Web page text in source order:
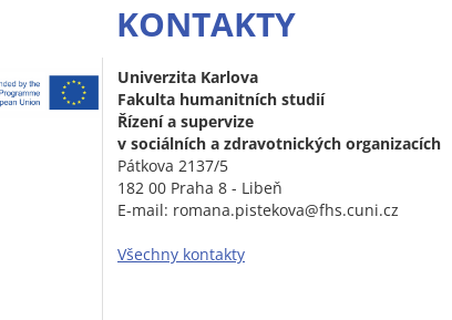
KONTAKTY
Univerzita Karlova
Fakulta humanitních studií
Řízení a supervize
v sociálních a zdravotnických organizacích
Pátkova 2137/5
182 00 Praha 8 - Libeň
E-mail: romana.pistekova@fhs.cuni.cz
Všechny kontakty